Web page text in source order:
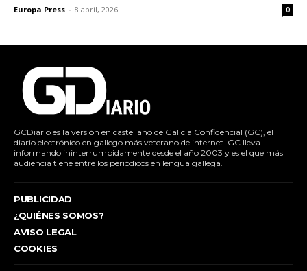
Europa Press - 8 abril, 2026 0
GCDiario es la versión en castellano de Galicia Confidencial (GC), el
diario electrónico en gallego más veterano de internet. GC lleva
informando ininterrumpidamente desde el año 2003 y es el que más
audiencia tiene entre los periódicos en lengua gallega.
PUBLICIDAD
¿QUIÉNES SOMOS?
AVISO LEGAL
COOKIES